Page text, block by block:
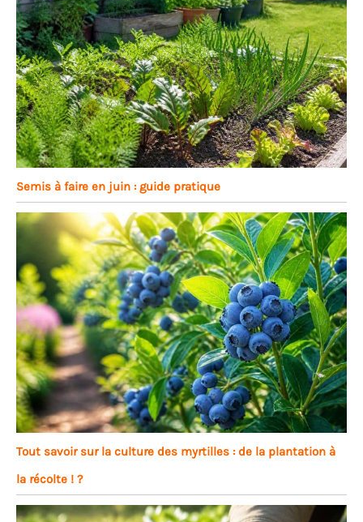
Semis à faire en juin : guide pratique
Tout savoir sur la culture des myrtilles : de la plantation à
la récolte ! ?